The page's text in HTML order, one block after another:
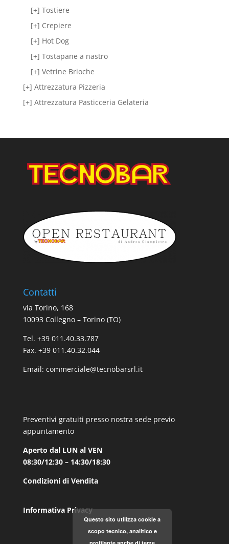
[+] Tostiere
[+] Crepiere
[+] Hot Dog
[+] Tostapane a nastro
[+] Vetrine Brioche
[+] Attrezzatura Pizzeria
[+] Attrezzatura Pasticceria Gelateria
Contatti
via Torino, 168
10093 Collegno – Torino (TO)
Tel. +39 011.40.33.787
Fax. +39 011.40.32.044
Email: commerciale@tecnobarsrl.it
Preventivi gratuiti presso nostra sede previo
appuntamento
Aperto dal LUN al VEN
08:30/12:30 – 14:30/18:30
Condizioni di Vendita
Informativa Privacy
Questo sito utilizza cookie a
scopo tecnico, analitico e